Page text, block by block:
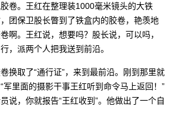
卷。王红在整理装1000毫米镜头的大铁
团保卫股长瞥到了铁盒内的胶卷，艳羡地
啊。王红说，想要吗？股长说，可以吗，
，派两个人把我送到前沿。
换取了“通行证”，来到最前沿。刚到那里就
军里面的摄影干事王红听到命令马上返回！”
说，你就报告“王红收到”。他做出了一个自